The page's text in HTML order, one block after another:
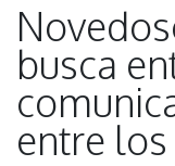
busca
entre